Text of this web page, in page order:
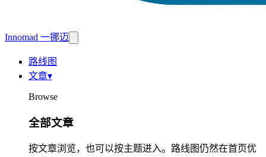
Innomad 一挪迈
路线图
文章▾
Browse
全部文章
按文章浏览，也可以按主题进入。路线图仍然在首页优